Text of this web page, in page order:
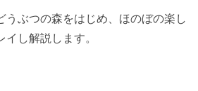
うぶつの森をはじめ、ほのぼの楽し
し解説します。